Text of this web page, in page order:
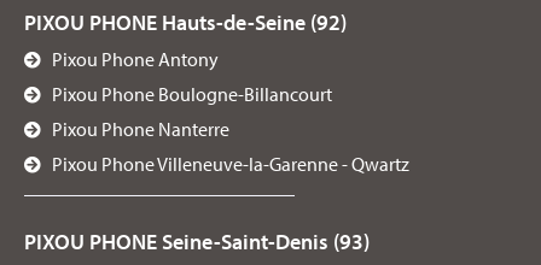
PIXOU PHONE Hauts-de-Seine (92)
Pixou Phone Antony
Pixou Phone Boulogne-Billancourt
Pixou Phone Nanterre
Pixou Phone Villeneuve-la-Garenne - Qwartz
PIXOU PHONE Seine-Saint-Denis (93)